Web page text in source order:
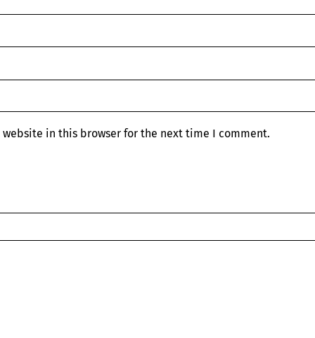
in this browser for the next time I comment.